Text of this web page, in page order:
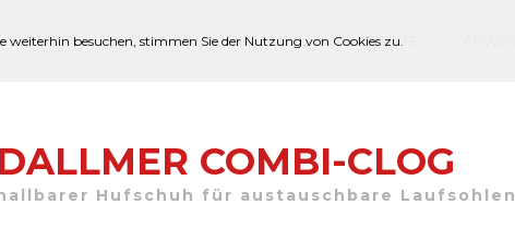
START ÜBER UNS DER HUF PRODUKTE
DALLMER COMBI-CLOG
Hufschuh für austauschbare Laufsohlen
weiterhin besuchen, stimmen Sie der Nutzung von Cookies zu.